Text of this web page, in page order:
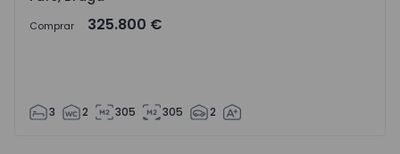
Comprar 325.800 €
3 2 305 305 2